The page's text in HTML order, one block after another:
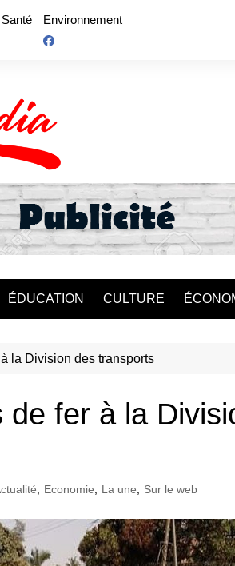
Santé Environnement
ÉDUCATION CULTURE
la Division des transports
fer à la
, Economie, La une, Sur le web